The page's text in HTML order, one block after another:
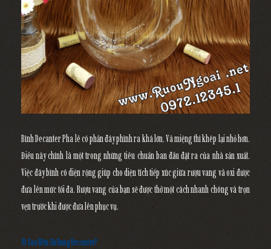
Bình Decanter Pha lê có phần đáy phình ra khá lớn. Và miệng thì khép lại nhỏ hơn.
Điều này chính là một trong những tiêu chuẩn ban đầu đặt ra của nhà sản xuất.
Việc đáy bình có diện rộng giúp cho diện tích tiếp xúc giữa rượu vang và oxi được
đưa lên mức tối đa. Rượu vang của bạn sẽ được thở một cách nhanh chóng và trọn
vẹn trước khi được đưa lên phục vụ.
Vì Sao Nên Sử Dụng Decanter?